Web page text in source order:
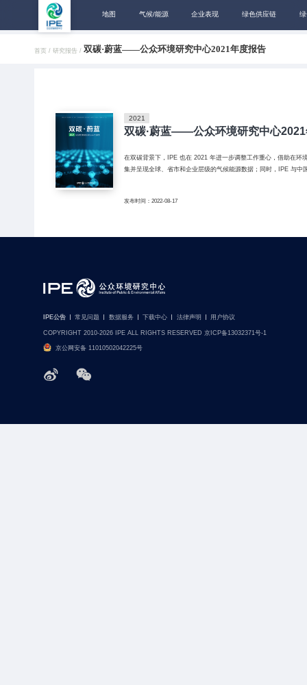
地图 气候/能源 企业表现 绿色供应链
首页 / 研究报告 / 双碳·蔚蓝——公众环境研究中心2021年度报告
2021
双碳·蔚蓝——公众环境研究中心
在双碳背景下，IPE 也在 2021 年进一步调整工作重心，借助在
集并呈现全球、省市和企业层级的气候能源数据；同时，IPE 与
发布时间：2022-08-17
IPE公告 常见问题 数据服务 下载中心 法律声明 用户协议
COPYRIGHT 2010-2026 IPE ALL RIGHTS RESERVED 京ICP备13032371号-1
京公网安备 11010502042225号